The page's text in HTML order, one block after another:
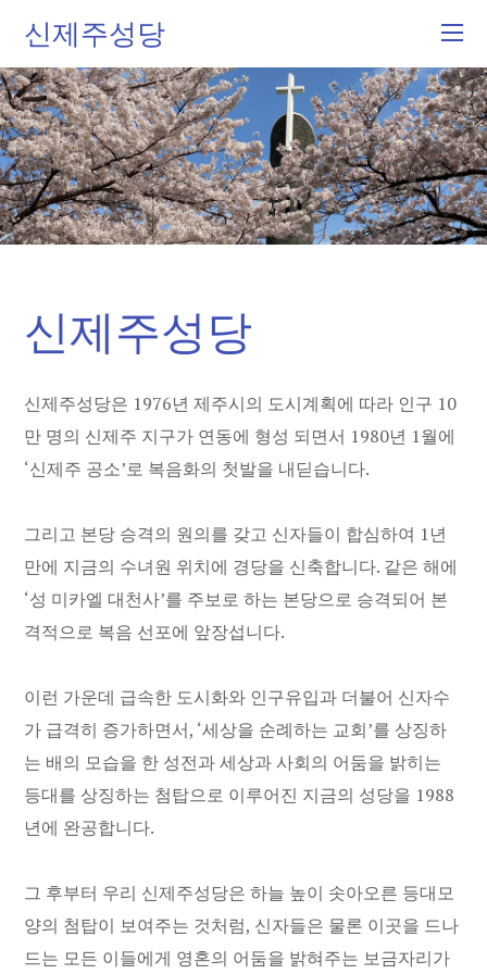
신제주성당
신제주성당
신제주성당은 1976년 제주시의 도시계획에 따라 인구 10
만 명의 신제주 지구가 연동에 형성 되면서 1980년 1월에
‘신제주 공소’로 복음화의 첫발을 내딛습니다.
그리고 본당 승격의 원의를 갖고 신자들이 합심하여 1년
만에 지금의 수녀원 위치에 경당을 신축합니다. 같은 해에
‘성 미카엘 대천사’를 주보로 하는 본당으로 승격되어 본
격적으로 복음 선포에 앞장섭니다.
이런 가운데 급속한 도시화와 인구유입과 더불어 신자수
가 급격히 증가하면서, ‘세상을 순례하는 교회’를 상징하
는 배의 모습을 한 성전과 세상과 사회의 어둠을 밝히는
등대를 상징하는 첨탑으로 이루어진 지금의 성당을 1988
년에 완공합니다.
그 후부터 우리 신제주성당은 하늘 높이 솟아오른 등대모
양의 첨탑이 보여주는 것처럼, 신자들은 물론 이곳을 드나
드는 모든 이들에게 영혼의 어둠을 밝혀주는 보금자리가